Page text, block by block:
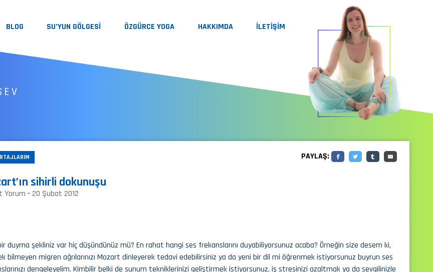
BLOG SU’YUN GÖLGESİ ÖZGÜRCE YOGA HAKKIMDA İLETİŞİM
PAYLAŞ:
sihirli dokunuşu
Yorum -20 Şubat 2012
duyma şekliniz var hiç düşündünüz mü? En rahat hangi ses frekanslarını duyabiliyorsunuz acaba? Örneğin size desem ki,
bilmeyen migren ağrılarınızı Mozart dinleyerek tedavi edebilirsiniz ya da yeni bir dil mi öğrenmek istiyorsunuz buyrun ses
dengeleyelim. Kimbilir belki de sunum tekniklerinizi geliştirmek istiyorsunuz, iş stresinizi azaltmak ya da sevgilinizle